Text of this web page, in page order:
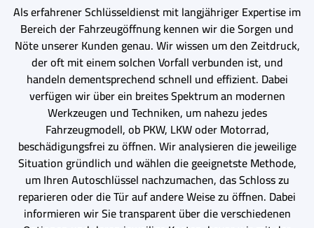
Als erfahrener Schlüsseldienst mit langjähriger Expertise im
Bereich der Fahrzeugöffnung kennen wir die Sorgen und
Nöte unserer Kunden genau. Wir wissen um den Zeitdruck,
der oft mit einem solchen Vorfall verbunden ist, und
handeln dementsprechend schnell und effizient. Dabei
verfügen wir über ein breites Spektrum an modernen
Werkzeugen und Techniken, um nahezu jedes
Fahrzeugmodell, ob PKW, LKW oder Motorrad,
beschädigungsfrei zu öffnen. Wir analysieren die jeweilige
Situation gründlich und wählen die geeignetste Methode,
um Ihren Autoschlüssel nachzumachen, das Schloss zu
reparieren oder die Tür auf andere Weise zu öffnen. Dabei
informieren wir Sie transparent über die verschiedenen